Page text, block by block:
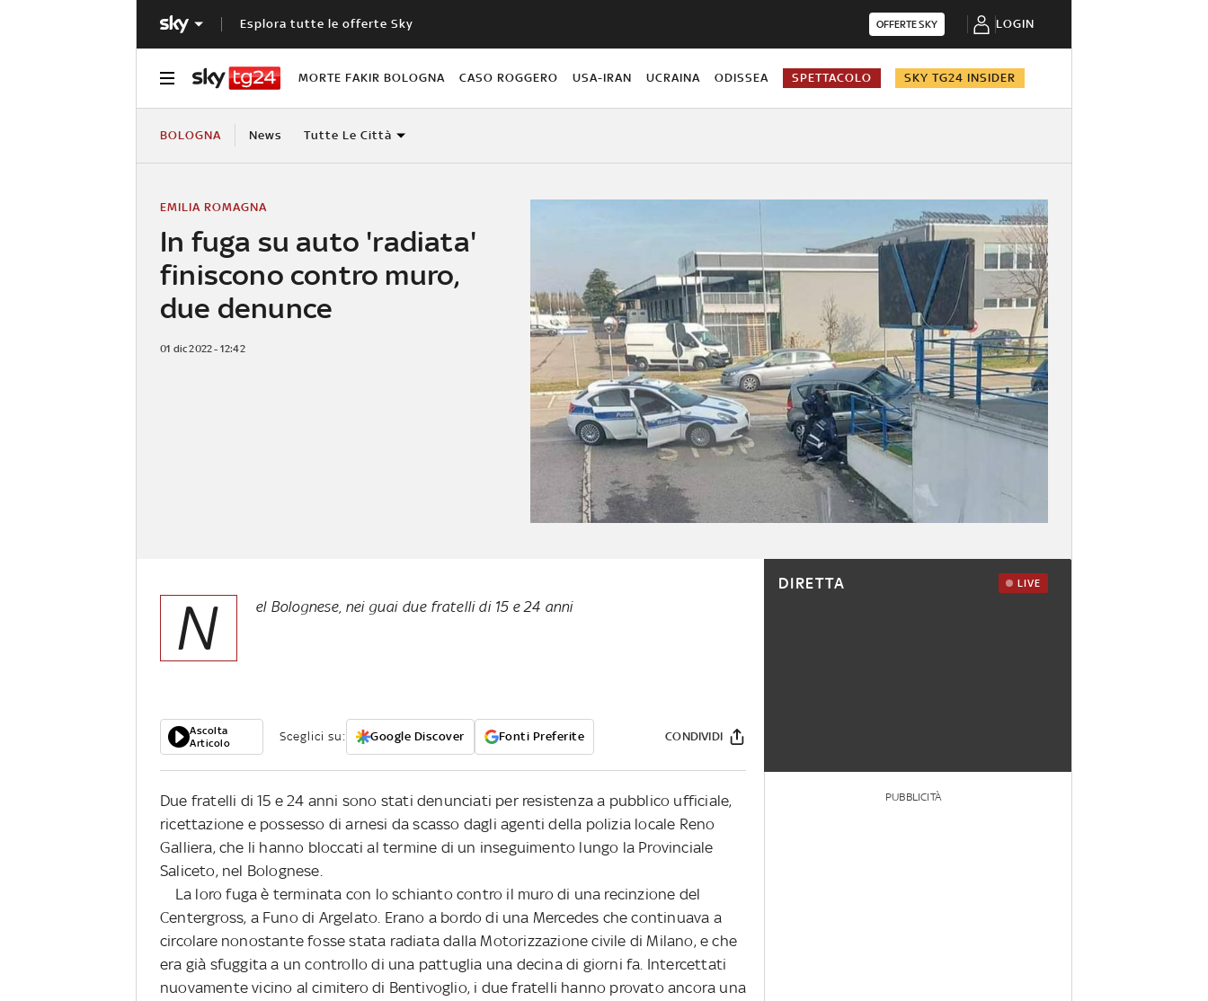
Esplora tutte le offerte Sky OFFERTE SKY LOGIN
MORTE FAKIR BOLOGNA CASO ROGGERO USA-IRAN UCRAINA ODISSEA SPETTACOLO SKY TG24 INSIDER
BOLOGNA News Tutte Le Città
In fuga su auto 'radiata'
finiscono contro muro,
due denunce
EMILIA ROMAGNA
01 dic 2022 - 12:42
N el Bolognese, nei guai due fratelli di 15 e 24 anni
Ascolta
Articolo
Sceglici su: Google Discover Fonti Preferite CONDIVIDI
Due fratelli di 15 e 24 anni sono stati denunciati per resistenza a pubblico ufficiale,
ricettazione e possesso di arnesi da scasso dagli agenti della polizia locale Reno
Galliera, che li hanno bloccati al termine di un inseguimento lungo la Provinciale
Saliceto, nel Bolognese.
La loro fuga è terminata con lo schianto contro il muro di una recinzione del
Centergross, a Funo di Argelato. Erano a bordo di una Mercedes che continuava a
circolare nonostante fosse stata radiata dalla Motorizzazione civile di Milano, e che
era già sfuggita a un controllo di una pattuglia una decina di giorni fa. Intercettati
nuovamente vicino al cimitero di Bentivoglio, i due fratelli hanno provato ancora una
DIRETTA LIVE
PUBBLICITÀ